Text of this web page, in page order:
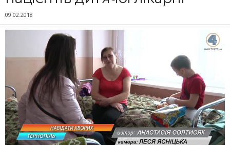
09.02.2018